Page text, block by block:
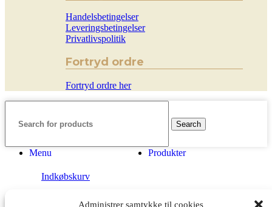
Administrer samtykke til cookies
Handelsbetingelser
Leveringsbetingelser
Privatlivspolitik
Fortryd ordre
Fortryd ordre her
Search
Menu Produkter
Indkøbskurv